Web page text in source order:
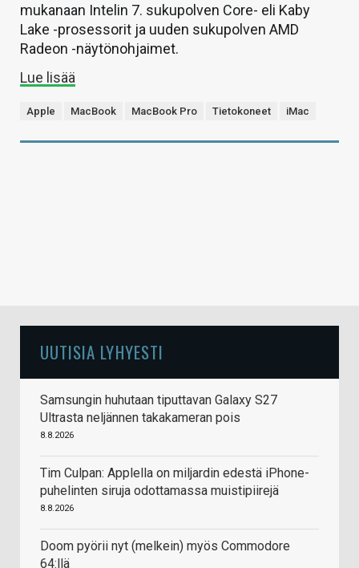
mukanaan Intelin 7. sukupolven Core- eli Kaby
Lake -prosessorit ja uuden sukupolven AMD
Radeon -näytönohjaimet.
Lue lisää
Apple MacBook MacBook Pro Tietokoneet iMac
UUTISIA LYHYESTI
Samsungin huhutaan tiputtavan Galaxy S27
Ultrasta neljännen takakameran pois
8.8.2026
Tim Culpan: Applella on miljardin edestä iPhone-
puhelinten siruja odottamassa muistipiirejä
8.8.2026
Doom pyörii nyt (melkein) myös Commodore
64:llä